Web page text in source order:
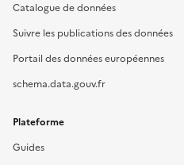
Catalogue de données
Suivre les publications des données
Portail des données européennes
schema.data.gouv.fr
Plateforme
Guides